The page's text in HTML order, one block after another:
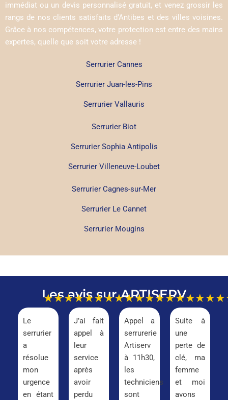
immédiat ou un devis personnalisé gratuit, et venez grossir les
rangs de nos clients satisfaits d’Antibes et des villes voisines.
Grâce à nos compétences, votre protection est entre des mains
expertes, quelle que soit votre adresse !
Serrurier Cannes
Serrurier Juan-les-Pins
Serrurier Vallauris
Serrurier Biot
Serrurier Sophia Antipolis
Serrurier Villeneuve-Loubet
Serrurier Cagnes-sur-Mer
Serrurier Le Cannet
Serrurier Mougins
Les avis sur ARTISERV
★★★★★
Le
serrurier
a
résolue
mon
urgence
en étant
★★★★★
J’ai fait
appel à
leur
service
après
avoir
perdu
★★★★★
Appel a
serrurerie
Artiserv
à 11h30,
les
techniciens
sont
Suite à
une
perte de
clé, ma
femme
et moi
avons